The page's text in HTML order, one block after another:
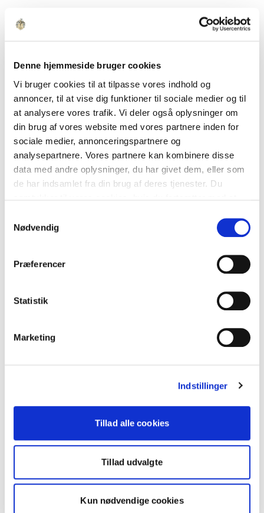
Denne hjemmeside bruger cookies
Vi bruger cookies til at tilpasse vores indhold og
annoncer, til at vise dig funktioner til sociale medier og til
at analysere vores trafik. Vi deler også oplysninger om
din brug af vores website med vores partnere inden for
sociale medier, annonceringspartnere og
analysepartnere. Vores partnere kan kombinere disse
data med andre oplysninger, du har givet dem, eller som
de har indsamlet fra din brug af deres tjenester. Du
Nødvendig
Præferencer
Statistik
Marketing
Indstillinger
Tillad alle cookies
Tillad udvalgte
Kun nødvendige cookies